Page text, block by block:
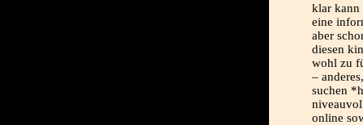
klar kann
eine
aber
diesen
wohl zu
–
suchen
online